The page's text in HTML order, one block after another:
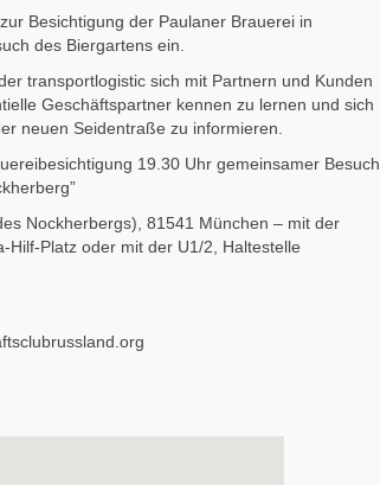
Besichtigung der Paulaner Brauerei in
des Biergartens ein.
transportlogistic sich mit Partnern und Kunden
Geschäftspartner kennen zu lernen und sich
neuen Seidentraße zu informieren.
19.30 Uhr gemeinsamer Besuch
Nockherbergs), 81541 München – mit der
Hilf-Platz oder mit der U1/2, Haltestelle